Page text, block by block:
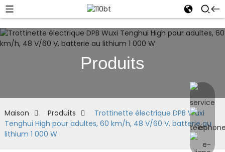
Produits
Maison Produits
Trottinette électrique DPB Wuxi
Tenghui High pour adultes, 60 km/h, 48 V/60 V, batterie au
lithium 1 000 W